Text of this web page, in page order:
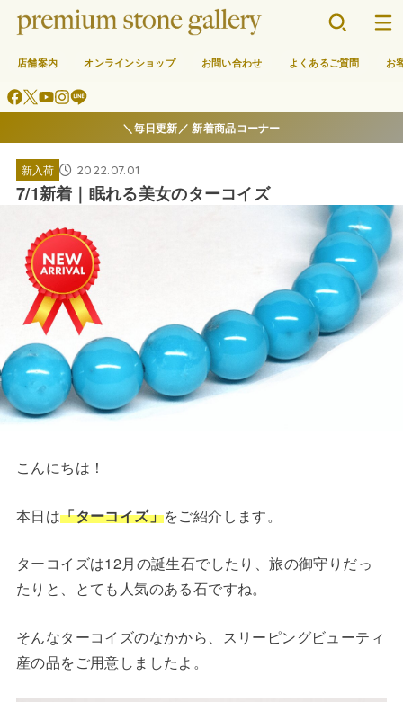
店舗案内 オンラインショップ お問い合わせ よくあるご質問 お
＼毎日更新／ 新着商品コーナー
新入荷 2022.07.01
7/1新着｜眠れる美女のターコイズ
こんにちは！
本日は「ターコイズ」をご紹介します。
ターコイズは12月の誕生石でしたり、旅の御守りだっ
たりと、とても人気のある石ですね。
そんなターコイズのなかから、スリーピングビューティ
産の品をご用意しましたよ。